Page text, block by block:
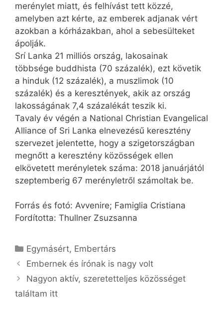
merénylet miatt, és felhívást tett közzé,
amelyben azt kérte, az emberek adjanak vért
azokban a kórházakban, ahol a sebesülteket
ápolják.
Srí Lanka 21 milliós ország, lakosainak
többsége buddhista (70 százalék), ezt követik
a hinduk (12 százalék), a muszlimok (10
százalék) és a keresztények, akik az ország
lakosságának 7,4 százalékát teszik ki.
Tavaly év végén a National Christian Evangelical
Alliance of Sri Lanka elnevezésű keresztény
szervezet jelentette, hogy a szigetországban
megnőtt a keresztény közösségek ellen
elkövetett merényletek száma: 2018 januárjától
szeptemberig 67 merényletről számoltak be.
Forrás és fotó: Avvenire; Famiglia Cristiana
Fordította: Thullner Zsuzsanna
Kategória
Egymásért, Embertárs
Embernek és írónak is nagy volt
Nagyon aktív, szeretetteljes közösséget
találtam itt